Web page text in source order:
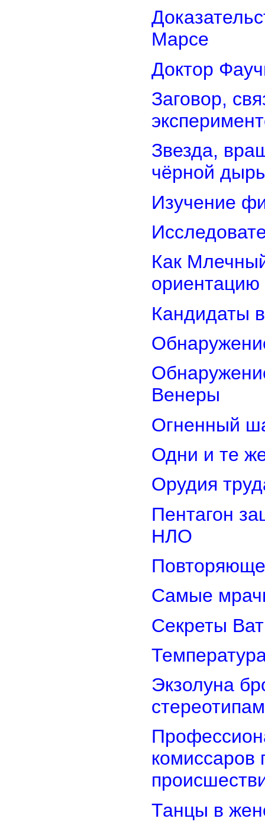
Марсе
Доктор
Заговор,
Звезда,
чёрной
Изучение
Как
ориентацию
Кандидаты
Венеры
Огненный
Одни и те
Орудия
Пентагон
НЛО
Самые
Секреты
Экзолуна
стереотипам
комиссаров
Танцы в